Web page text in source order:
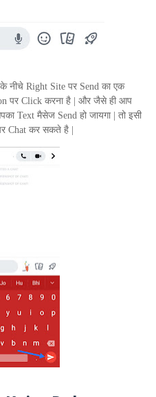
के नीचे Right Site पर Send का एक
पर Click करना है | और जैसे ही आप
Text मैसेज Send हो जायगा | तो इसी
Chat कर सकते है |